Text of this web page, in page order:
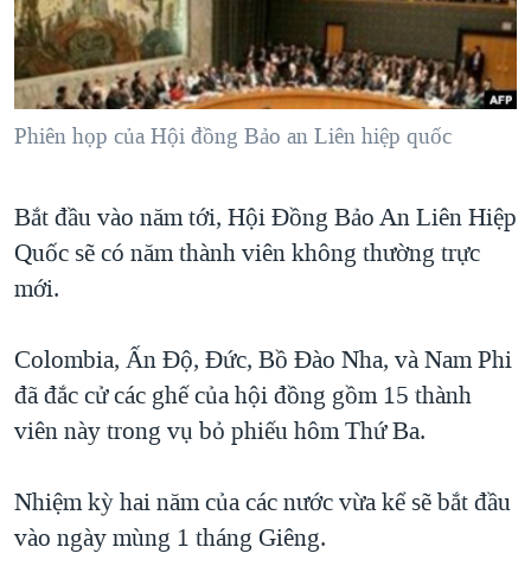
"Tìm"NGƯỜI VIỆT HẢI NGOẠI
ĐỜI SỐNG
KINH TẾ
KHOA HỌC
VĂN HOÁ
THỂ THAO
TẠI
HÀNH TRÌNH BẦU CỬ 2024
MỘT NĂM CHIẾN TRANH TẠI DẢI GAZA
GIẢI MÃ VÀNH ĐAI & CON ĐƯỜNG
TRỊNH VĨNH BÌNH - NGƯỜI HẠ 'BÊN THẮNG CUỘC'
GROUND ZERO – XƯA VÀ NAY
CÁC GIÁ TRỊ CỘNG HÒA Ở VIỆT NAM
THƯỢNG ĐỈNH TRUMP-KIM TẠI VIỆT NAM
TRỊNH VĨNH BÌNH VS. CHÍNH PHỦ VIỆT NAM
BÊN KIA QUỐC LỘ: TIẾNG VỌNG TỪ NÔNG THÔN MỸ
VIDEO
NGHE
MẠNG XÃ HỘI
Ngôn ngữ khác
Phiên họp của Hội đồng Bảo an Liên hiệp quốc
Bắt đầu vào năm tới, Hội Đồng Bảo An Liên Hiệp
Quốc sẽ có năm thành viên không thường trực
mới.
Colombia, Ấn Độ, Đức, Bồ Đào Nha, và Nam Phi
đã đắc cử các ghế của hội đồng gồm 15 thành
viên này trong vụ bỏ phiếu hôm Thứ Ba.
Nhiệm kỳ hai năm của các nước vừa kể sẽ bắt đầu
vào ngày mùng 1 tháng Giêng.